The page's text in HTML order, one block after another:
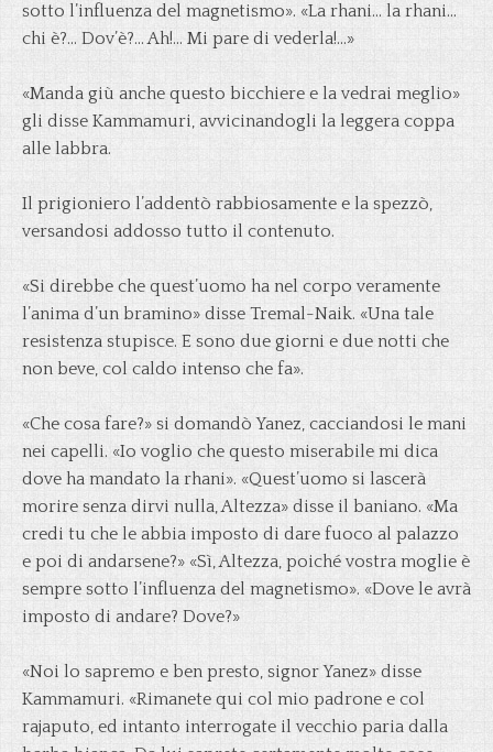
sotto l’influenza del magnetismo». «La rhani… la rhani…
chi è?… Dov’è?… Ah!… Mi pare di vederla!…»
«Manda giù anche questo bicchiere e la vedrai meglio»
gli disse Kammamuri, avvicinandogli la leggera coppa
alle labbra.
Il prigioniero l’addentò rabbiosamente e la spezzò,
versandosi addosso tutto il contenuto.
«Si direbbe che quest’uomo ha nel corpo veramente
l’anima d’un bramino» disse Tremal-Naik. «Una tale
resistenza stupisce. E sono due giorni e due notti che
non beve, col caldo intenso che fa».
«Che cosa fare?» si domandò Yanez, cacciandosi le mani
nei capelli. «Io voglio che questo miserabile mi dica
dove ha mandato la rhani». «Quest’uomo si lascerà
morire senza dirvi nulla, Altezza» disse il baniano. «Ma
credi tu che le abbia imposto di dare fuoco al palazzo
e poi di andarsene?» «Sì, Altezza, poiché vostra moglie è
sempre sotto l’influenza del magnetismo». «Dove le avrà
imposto di andare? Dove?»
«Noi lo sapremo e ben presto, signor Yanez» disse
Kammamuri. «Rimanete qui col mio padrone e col
rajaputo, ed intanto interrogate il vecchio paria dalla